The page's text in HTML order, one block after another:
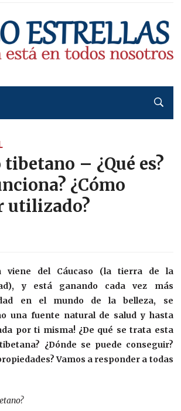
– ¿Qué es?
¿Cómo
utilizado?
viene del Cáucaso (la tierra de la
y está ganando cada vez más
en el mundo de la belleza, se
una fuente natural de salud y hasta
por ti misma! ¿De qué se trata esta
¿Dónde se puede conseguir?
Vamos a responder a todas